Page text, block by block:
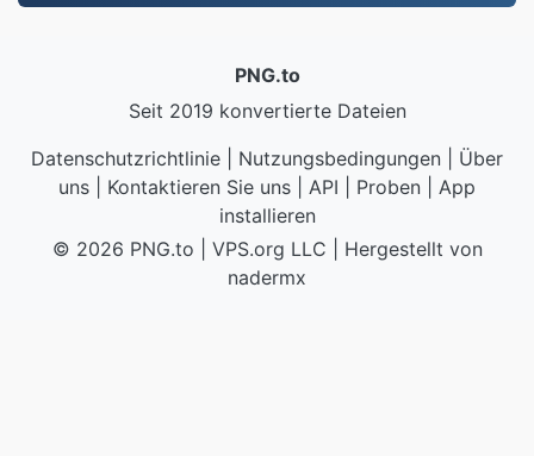
PNG.to
Seit 2019 konvertierte Dateien
Datenschutzrichtlinie
Nutzungsbedingungen
Über
uns
Kontaktieren Sie uns API Proben
App
installieren
© 2026 PNG.to
VPS.org LLC | Hergestellt von
nadermx